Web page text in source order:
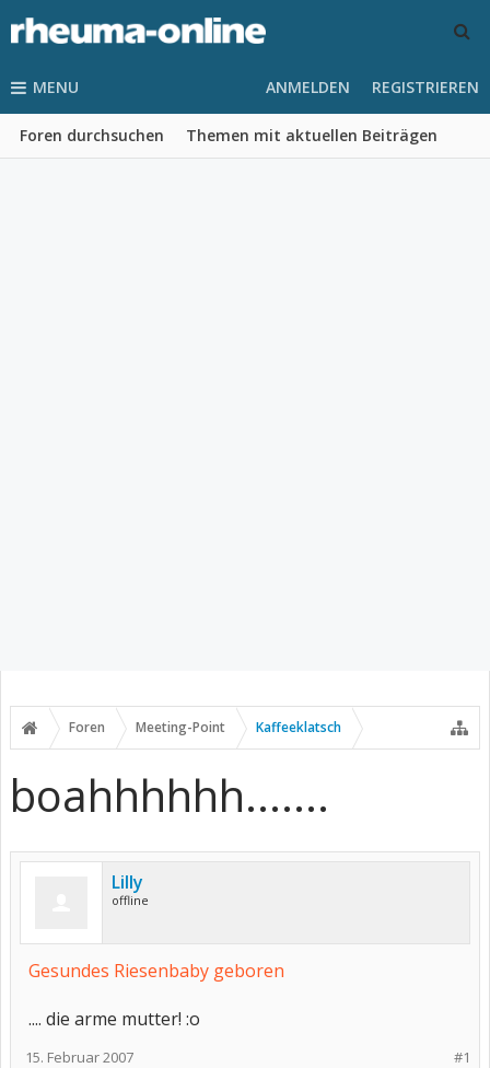
MENU
Foren durchsuchen Themen mit aktuellen Beiträgen
ANMELDEN REGISTRIEREN
Foren Meeting-Point Kaffeeklatsch
boahhhhhh.......
Lilly
offline
Gesundes Riesenbaby geboren
.... die arme mutter! :o
#1
15. Februar 2007